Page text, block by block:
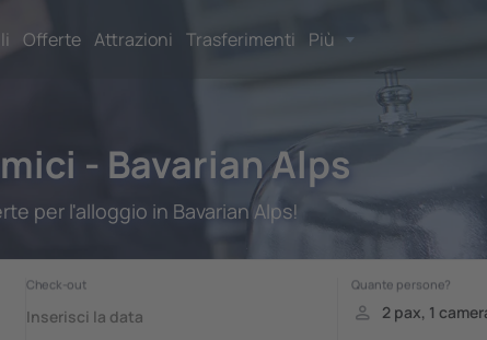
Offerte Attrazioni Trasferimenti Più
- Bavarian Alps
per l'alloggio in Bavarian Alps!